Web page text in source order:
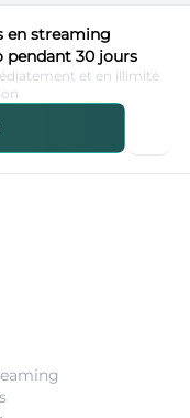
en streaming
30 jours
et en illimité